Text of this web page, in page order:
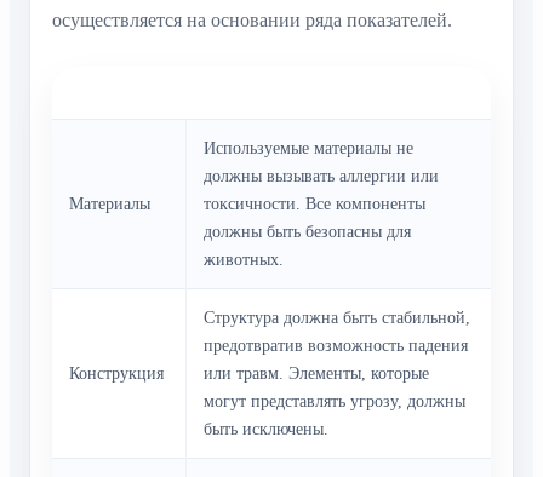
осуществляется на основании ряда показателей.
Материалы
Используемые материалы не
должны вызывать аллергии или
токсичности. Все компоненты
должны быть безопасны для
животных.
Конструкция
Структура должна быть стабильной,
предотвратив возможность падения
или травм. Элементы, которые
могут представлять угрозу, должны
быть исключены.